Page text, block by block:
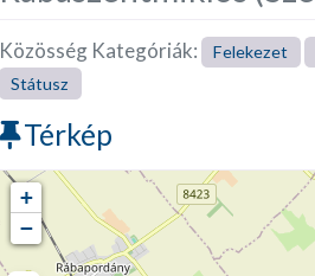
Közösség Kategóriák: Felekezet
Státusz
Térkép
+
−